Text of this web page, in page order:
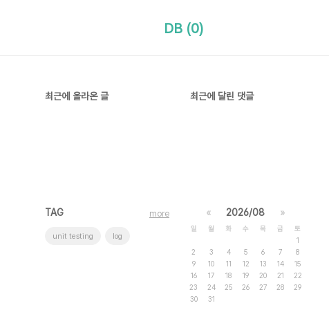
DB (0)
최근에 올라온 글 최근에 달린 댓글
TAG
unit testing log
more « 2026/08 »
일 월 화 수 목 금
토
1
2
3 4 5 6 7
8
9
10 11 12 13 14
15
16
17 18 19 20 21
22
23
24 25 26 27 28
29
30
31